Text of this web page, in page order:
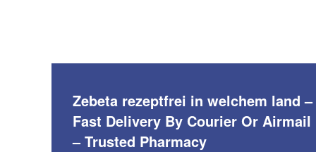
Zebeta rezeptfrei in welchem land –
Fast Delivery By Courier Or Airmail
– Trusted Pharmacy